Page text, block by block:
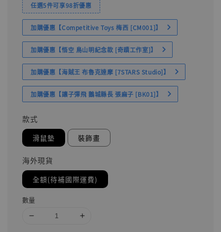
任選5件可享98折優惠
加購優惠【Competitive Toys 梅西 [CM001]】
加購優惠【悟空 鳥山明紀念款 [奇蹟工作室]】
加購優惠【海賊王 布魯克達摩 [7STARS Studio]】
加購優惠【讓子彈飛 鵝城縣長 張麻子 [BK01]】
款式
滑鼠墊 裝飾畫
海外現貨
全額(待補國際運費)
數量